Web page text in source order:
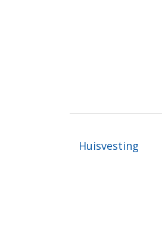
Huisvesting